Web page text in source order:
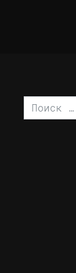
Поиск